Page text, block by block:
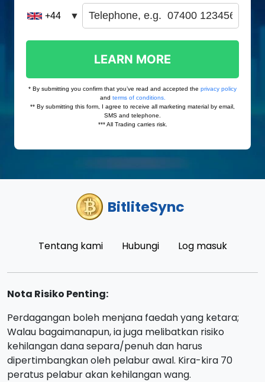
BitliteSync
Tentang kami Hubungi Log masuk
Nota Risiko Penting:
Perdagangan boleh menjana faedah yang ketara;
Walau bagaimanapun, ia juga melibatkan risiko
kehilangan dana separa/penuh dan harus
dipertimbangkan oleh pelabur awal. Kira-kira 70
peratus pelabur akan kehilangan wang.